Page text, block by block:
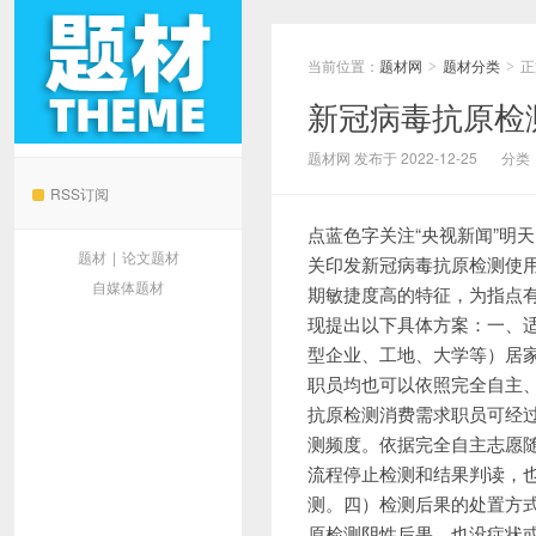
RSS订阅
题材 | 论文题材
自媒体题材
当前位置： 题材网 > 题材分类 >
新冠病毒抗原
题材网 发布于 2022-12-25 分类
点蓝色字关注“央视新闻”明
关印发新冠病毒抗原检测使
期敏捷度高的特征，为指点
现提出以下具体方案：一、
型企业、工地、大学等）居
职员均也可以依照完全自主
抗原检测消费需求职员可经
测频度。依据完全自主志愿
流程停止检测和结果判读，
测。四）检测后果的处置方